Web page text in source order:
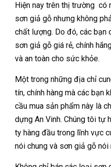
Hiện nay trên thị trường có
sơn giả gỗ nhưng không
chất lượng. Do đó, các bạn
sơn giả gỗ giá rẻ, chính
và an toàn cho sức khỏe.
Một trong những địa chỉ
tín, chính hàng mà các bạn
cầu mua sản phẩm này là
dựng An Vinh. Chúng tôi tự
ty hàng đầu trong lĩnh vực
nói chung và sơn giả gỗ nói